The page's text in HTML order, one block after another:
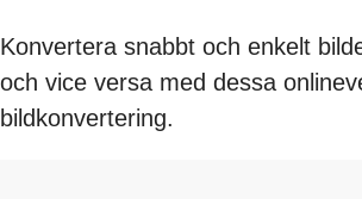
Konvertera snabbt och enkelt
och vice versa med dessa
bildkonvertering.